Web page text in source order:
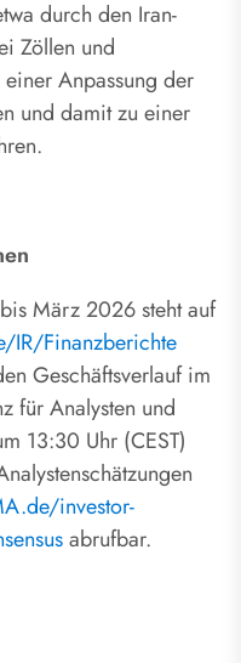
durch den Iran-
Zöllen und
Anpassung der
und damit zu einer
März 2026 steht auf
IR/Finanzberichte
Geschäftsverlauf im
für Analysten und
13:30 Uhr (CEST)
investor-
abrufbar.